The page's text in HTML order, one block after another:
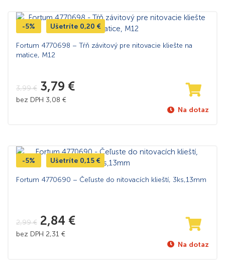
-5% Ušetríte 0,20 €
Fortum 4770698 – Tŕň závitový pre nitovacie kliešte na
matice, M12
3,99€ 3,79 €
bez DPH 3,08 €
Na dotaz
-5% Ušetríte 0,15 €
Fortum 4770690 – Čeľuste do nitovacích klieští, 3ks,13mm
2,99€ 2,84 €
bez DPH 2,31 €
Na dotaz